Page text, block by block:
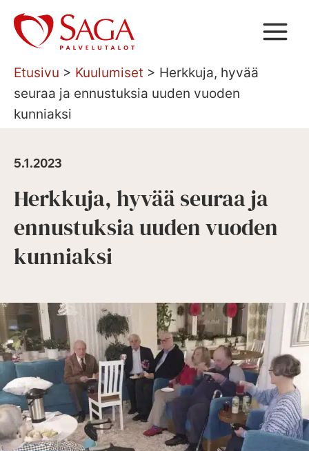
Siirry
sisältöön
Etusivu > Kuulumiset > Herkkuja, hyvää
seuraa ja ennustuksia uuden vuoden
kunniaksi
5.1.2023
Herkkuja, hyvää seuraa ja
ennustuksia uuden vuoden
kunniaksi